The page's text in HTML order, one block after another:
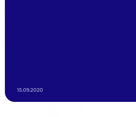
15.09.2020